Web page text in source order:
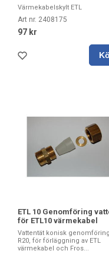
Värmekabelskylt ETL
Art nr. 2408175
97 kr
ETL 10 Genomföring
för ETL10 värmekabel
Vattentät konisk
R20, för förläggning av ETL
värmekabel och Fros...